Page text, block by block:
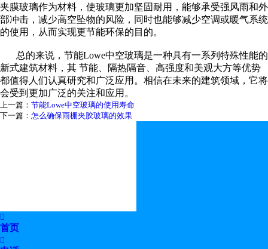
夹膜玻璃作为材料，使玻璃更加坚固耐用，能够承受强风雨和外
部冲击，减少高空坠物的风险，同时也能够减少空调或暖气系统
的使用，从而实现更节能环保的目的。
总的来说，节能Lowe中空玻璃是一种具有一系列特殊性能的
新式建筑材料，其 节能、隔热隔音、高强度和美观大方等优势
都值得人们认真研究和广泛应用。相信在未来的建筑领域，它将
会受到更加广泛的关注和应用。
上一篇： 节能Lowe中空玻璃的使用寿命
下一篇： 怎么确保雨棚夹胶玻璃的效果

首页
